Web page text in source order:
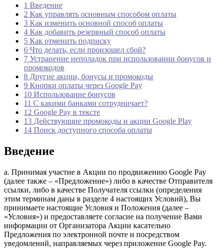
1 Введение
2 Как управлять основным способом оплаты
3 Как изменить основной способ оплаты
4 Как добавить резервный способ оплаты
5 Как отменить подписку
6 Что делать, если произошел сбой?
7 Устранение неполадок при использовании бонусов и
промокодов
8 Другие акции, бонусы и промокоды
9 Кнопки оплаты через Google Pay
10 Использование бонусов
11 С какими банками сотрудничает?
12 Google Pay в тексте
13 Действующие промокоды и акции Google Play
14 Поиск доступного способа оплаты
Введение
a. Принимая участие в Акции по продвижению Google Pay
(далее также – «Предложение») либо в качестве Отправителя
ссылки, либо в качестве Получателя ссылки (определения
этим терминам даны в разделе 4 настоящих Условий), Вы
принимаете настоящие Условия и Положения (далее –
«Условия») и предоставляете согласие на получение Вами
информации от Организатора Акции касательно
Предложения по электронной почте и посредством
уведомлений, направляемых через приложение Google Pay.